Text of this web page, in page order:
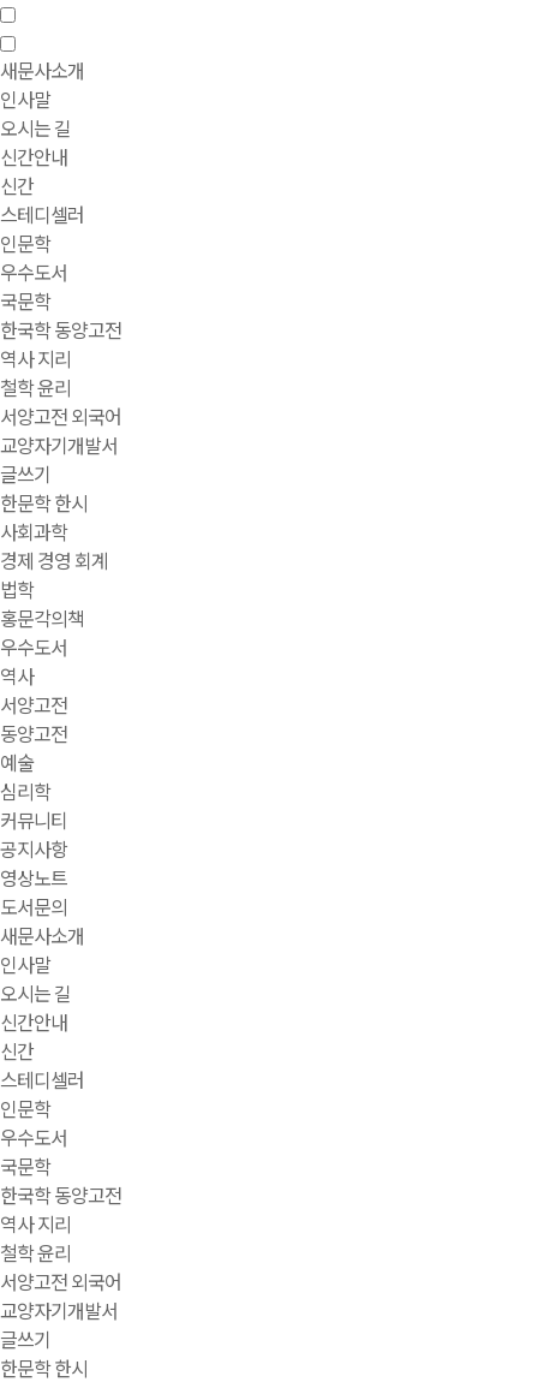
새문사소개
인사말
오시는 길
신간안내
신간
스테디셀러
인문학
우수도서
국문학
한국학 동양고전
역사 지리
철학 윤리
서양고전 외국어
교양자기개발서
글쓰기
한문학 한시
사회과학
경제 경영 회계
법학
홍문각의책
우수도서
역사
서양고전
동양고전
예술
심리학
커뮤니티
공지사항
영상노트
도서문의
새문사소개
인사말
오시는 길
신간안내
신간
스테디셀러
인문학
우수도서
국문학
한국학 동양고전
역사 지리
철학 윤리
서양고전 외국어
교양자기개발서
글쓰기
한문학 한시